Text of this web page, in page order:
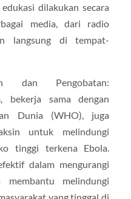
dilakukan secara
media, dari radio
langsung di tempat-
dan Pengobatan:
bekerja sama dengan
Dunia (WHO), juga
untuk melindungi
tinggi terkena Ebola.
dalam mengurangi
melindungi